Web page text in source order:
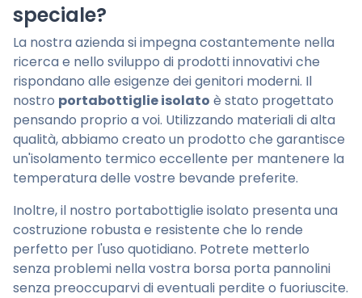
speciale?
La nostra azienda si impegna costantemente nella
ricerca e nello sviluppo di prodotti innovativi che
rispondano alle esigenze dei genitori moderni. Il
nostro portabottiglie isolato è stato progettato
pensando proprio a voi. Utilizzando materiali di alta
qualità, abbiamo creato un prodotto che garantisce
un'isolamento termico eccellente per mantenere la
temperatura delle vostre bevande preferite.
Inoltre, il nostro portabottiglie isolato presenta una
costruzione robusta e resistente che lo rende
perfetto per l'uso quotidiano. Potrete metterlo
senza problemi nella vostra borsa porta pannolini
senza preoccuparvi di eventuali perdite o fuoriuscite.